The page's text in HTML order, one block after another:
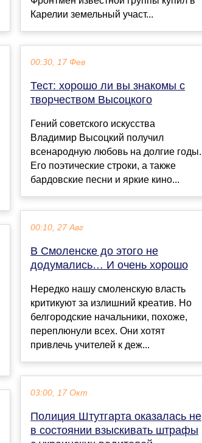
Карелии земельный участ...
00:30, 17 Фев
Тест: хорошо ли вы знакомы с
творчеством Высоцкого
Гений советского искусства
Владимир Высоцкий получил
всенародную любовь на долгие годы.
Его поэтические строки, а также
бардовские песни и яркие кино...
00:10, 27 Авг
В Смоленске до этого не
додумались… И очень хорошо
Нередко нашу смоленскую власть
критикуют за излишний креатив. Но
белгородские начальники, похоже,
переплюнули всех. Они хотят
привлечь учителей к деж...
03:00, 17 Окт
Полиция Штутгарта оказалась не
в состоянии взыскивать штрафы